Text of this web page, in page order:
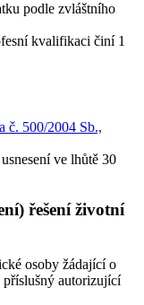
podle zvláštního
kvalifikaci činí 1
č. 500/2004 Sb.,
ve lhůtě 30
řešení životní
osoby žádající o
příslušný autorizující